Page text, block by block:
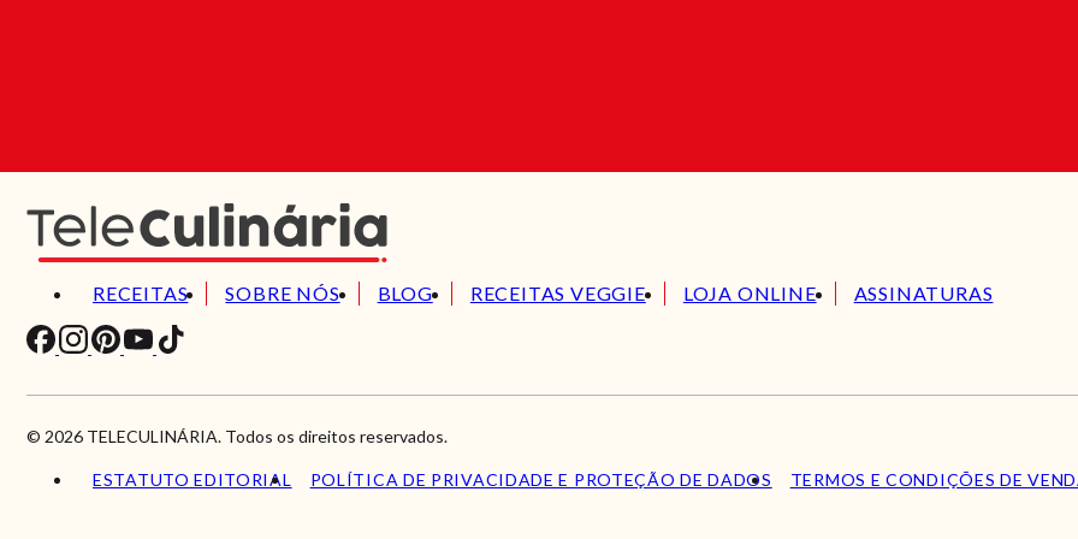
RECEITAS SOBRE NÓS BLOG RECEITAS VEGGIE LOJA ONLINE ASSINATURAS
© 2026 TELECULINÁRIA. Todos os direitos reservados.
ESTATUTO EDITORIAL POLÍTICA DE PRIVACIDADE E PROTEÇÃO DE DADOS TERMOS E CONDIÇÕES DE